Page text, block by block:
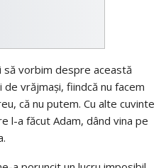
vorbim despre această
vrăjmaşi, fiindcă nu facem
că nu putem. Cu alte cuvinte
l-a făcut Adam, dând vina pe